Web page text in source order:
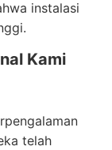
instalasi
Kami
telah